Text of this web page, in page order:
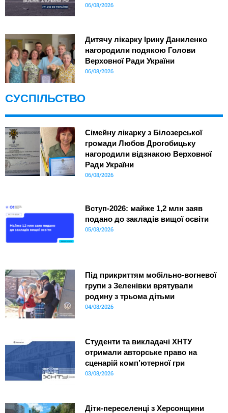
06/08/2026
Дитячу лікарку Ірину Даниленко
нагородили подякою Голови
Верховної Ради України
06/08/2026
СУСПІЛЬСТВО
Сімейну лікарку з Білозерської
громади Любов Дрогобицьку
нагородили відзнакою Верховної
Ради України
06/08/2026
Вступ-2026: майже 1,2 млн заяв
подано до закладів вищої освіти
05/08/2026
Під прикриттям мобільно-вогневої
групи з Зеленівки врятували
родину з трьома дітьми
04/08/2026
Студенти та викладачі ХНТУ
отримали авторське право на
сценарій комп’ютерної гри
03/08/2026
Діти-переселенці з Херсонщини